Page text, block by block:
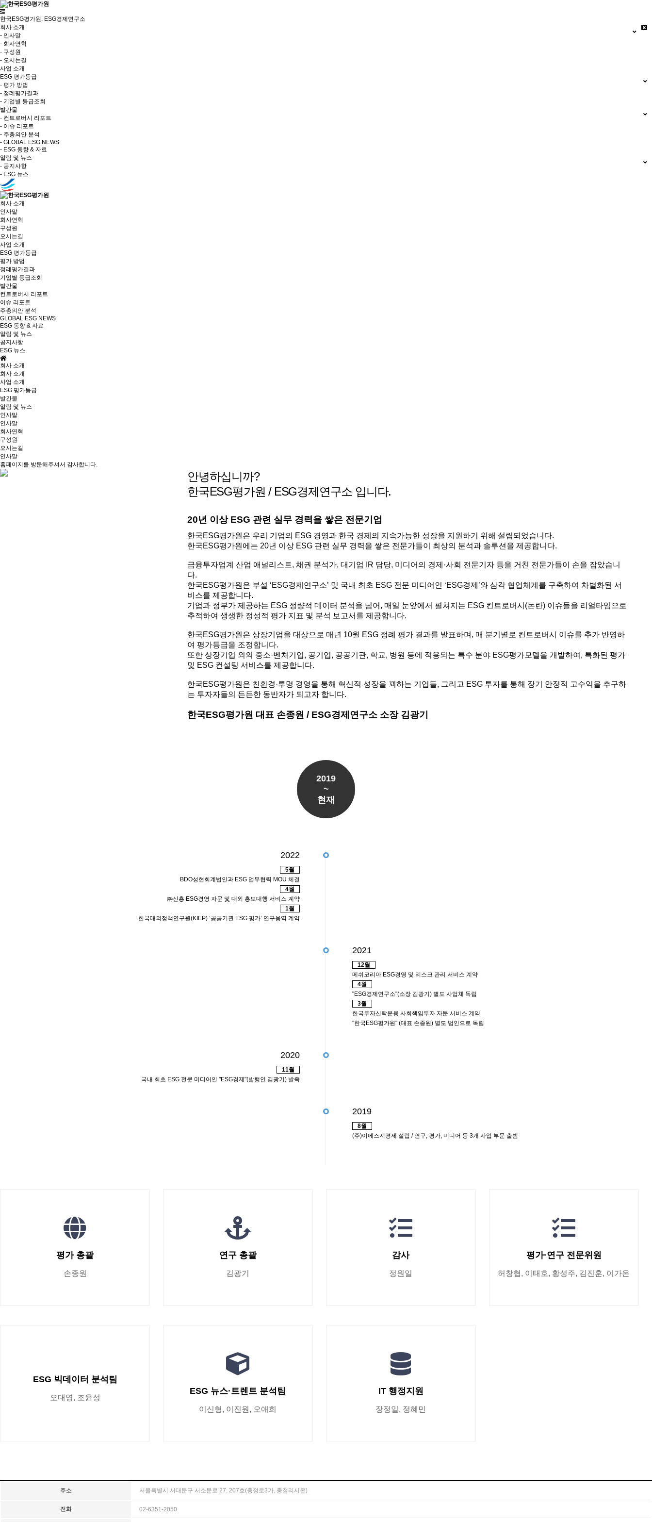
한국ESG평가원. ESG경제연구소
회사 소개
- 인사말
- 회사연혁
- 구성원
- 오시는길
사업 소개
ESG 평가등급
- 평가 방법
- 정례평가결과
- 기업별 등급조회
발간물
- 컨트로버시 리포트
- 이슈 리포트
- 주총의안 분석
- GLOBAL ESG NEWS
- ESG 동향 & 자료
알림 및 뉴스
- 공지사항
- ESG 뉴스
회사 소개
인사말
회사연혁
구성원
오시는길
사업 소개
ESG 평가등급
평가 방법
정례평가결과
기업별 등급조회
발간물
컨트로버시 리포트
이슈 리포트
주총의안 분석
GLOBAL ESG NEWS
ESG 동향 & 자료
알림 및 뉴스
공지사항
ESG 뉴스
회사 소개
회사 소개
사업 소개
ESG 평가등급
발간물
알림 및 뉴스
인사말
인사말
회사연혁
구성원
오시는길
인사말
홈페이지를 방문해주셔서 감사합니다.
안녕하십니까?
한국ESG평가원 / ESG경제연구소 입니다.
20년 이상 ESG 관련 실무 경력을 쌓은 전문기업
한국ESG평가원은 우리 기업의 ESG 경영과 한국 경제의 지속가능한 성장을 지원하기 위해 설립되었습니다.
한국ESG평가원에는 20년 이상 ESG 관련 실무 경력을 쌓은 전문가들이 최상의 분석과 솔루션을 제공합니다.
금융투자업계 산업 애널리스트, 채권 분석가, 대기업 IR 담당, 미디어의 경제·사회 전문기자 등을 거친 전문가들이 손을 잡았습니
다.
한국ESG평가원은 부설 ‘ESG경제연구소’ 및 국내 최초 ESG 전문 미디어인 ‘ESG경제’와 삼각 협업체계를 구축하여 차별화된 서
비스를 제공합니다.
기업과 정부가 제공하는 ESG 정량적 데이터 분석을 넘어, 매일 눈앞에서 펼쳐지는 ESG 컨트로버시(논란) 이슈들을 리얼타임으로
추적하여 생생한 정성적 평가 지표 및 분석 보고서를 제공합니다.
한국ESG평가원은 상장기업을 대상으로 매년 10월 ESG 정례 평가 결과를 발표하며, 매 분기별로 컨트로버시 이슈를 추가 반영하
여 평가등급을 조정합니다.
또한 상장기업 외의 중소·벤처기업, 공기업, 공공기관, 학교, 병원 등에 적용되는 특수 분야 ESG평가모델을 개발하여, 특화된 평가
및 ESG 컨설팅 서비스를 제공합니다.
한국ESG평가원은 친환경·투명 경영을 통해 혁신적 성장을 꾀하는 기업들, 그리고 ESG 투자를 통해 장기 안정적 고수익을 추구하
는 투자자들의 든든한 동반자가 되고자 합니다.
한국ESG평가원 대표 손종원 / ESG경제연구소 소장 김광기
2019
~
현재
2022
5월
BDO성현회계법인과 ESG 업무협력 MOU 체결
4월
㈜신흥 ESG경영 자문 및 대외 홍보대행 서비스 계약
1월
한국대외정책연구원(KIEP) ‘공공기관 ESG 평가’ 연구용역 계약
2021
12월
메쉬코리아 ESG경영 및 리스크 관리 서비스 계약
4월
"ESG경제연구소"(소장 김광기) 별도 사업체 독립
3월
한국투자신탁운용 사회책임투자 자문 서비스 계약
"한국ESG평가원" (대표 손종원) 별도 법인으로 독립
2020
11월
국내 최초 ESG 전문 미디어인 "ESG경제"(발행인 김광기) 발족
2019
8월
(주)이에스지경제 설립 / 연구, 평가, 미디어 등 3개 사업 부문 출범
평가 총괄
손종원
연구 총괄
김광기
감사
정원일
평가·연구 전문위원
허창협, 이태호, 황성주, 김진훈, 이가온
ESG 빅데이터 분석팀
오대영, 조윤성
ESG 뉴스·트렌트 분석팀
이신형, 이진원, 오애희
IT 행정지원
장정일, 정혜민
주소 서울특별시 서대문구 서소문로 27, 207호(충정로3가, 충정리시온)
전화 02-6351-2050